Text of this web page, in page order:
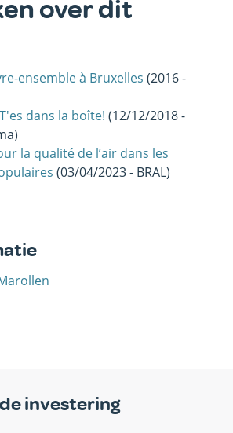
over dit
ensemble à Bruxelles (2016 -
T'es dans la boîte! (12/12/2018 -
la qualité de l’air dans les
(03/04/2023 - BRAL)
investering